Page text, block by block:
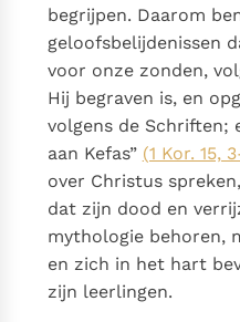
begrijpen. Daarom
geloofsbelijdenissen
voor onze zonden,
Hij begraven is, en
volgens de Schriften;
aan Kefas” (1 Kor. 15,
over Christus
dat zijn dood en
mythologie behoren,
en zich in het hart
zijn leerlingen.